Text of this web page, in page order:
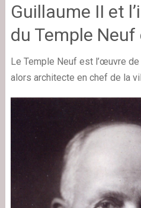
Guillaume II et
du Temple Neuf
Le Temple Neuf est l’œuvre de
alors architecte en chef de la